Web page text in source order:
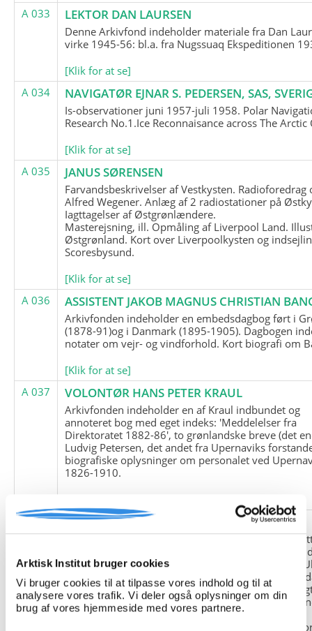
Arktisk Institut bruger cookies
Vi bruger cookies til at tilpasse vores indhold og til at
analysere vores trafik. Vi deler også oplysninger om din
brug af vores hjemmeside med vores partnere.
A 033
LEKTOR DAN LAURSEN
Denne Arkivfond indeholder materiale fra Dan
virke 1945-56: bl.a. fra Nugssuaq Ekspeditionen
[Klik for at se]
A 034
NAVIGATØR EJNAR S. PEDERSEN, SAS,
Is-observationer juni 1957-juli 1958. Polar
Research No.1.Ice Reconnaisance across The Arctic
[Klik for at se]
A 035
JANUS SØRENSEN
Farvandsbeskrivelser af Vestkysten. Radioforedrag
Alfred Wegener. Anlæg af 2 radiostationer på
Iagttagelser af Østgrønlændere.
Masterejsning, ill. Opmåling af Liverpool Land.
Østgrønland. Kort over Liverpoolkysten og
Scoresbysund.
[Klik for at se]
A 036
ASSISTENT JAKOB MAGNUS CHRISTIAN
Arkivfonden indeholder en embedsdagbog ført i
(1878-91)og i Danmark (1895-1905). Dagbogen
notater om vejr- og vindforhold. Kort biografi om
[Klik for at se]
A 037
VOLONTØR HANS PETER KRAUL
Arkivfonden indeholder en af Kraul indbundet og
annoteret bog med eget indeks: 'Meddelelser fra
Direktoratet 1882-86', to grønlandske breve (det
Ludvig Petersen, det andet fra Upernaviks
biografiske oplysninger om personalet ved
1826-1910.
A 038
FRIEDRICH LITTMANN
Denne arkivfond indeholder en kopi af Friedrich
upublicerede erindringer. Originalen befinder sig i
tyske historiker Franz Selingers privatarkiv i byen
Tyskland. Friedrich Littmann var en af de tyske
der var med i vejrstationen "Holzauge" i Hansa
Nordøstgrønland under Anden Verdenskrig.
"Holzauge" blev opdaget af Nordøstgrønlands
Slædepatrulje med Eli Knudsen som medlem og